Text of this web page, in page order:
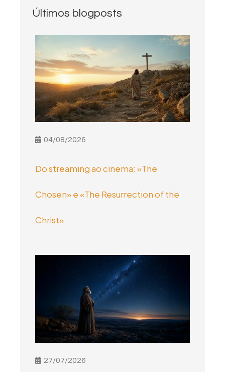
Últimos blogposts
04/08/2026
Do streaming ao cinema: «The
Chosen» e «The Resurrection of the
Christ»
27/07/2026